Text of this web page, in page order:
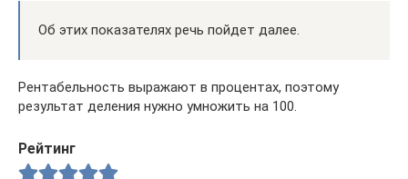
Об этих показателях речь пойдет далее.
Рентабельность выражают в процентах, поэтому
результат деления нужно умножить на 100.
Рейтинг